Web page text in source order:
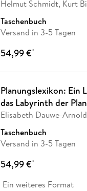
Helmut Schmidt, Kurt
Taschenbuch
Versand in 3-5 Tagen
54,99 €*
Planungslexikon: Ein
das Labyrinth der
Elisabeth Dauwe-
Taschenbuch
Versand in 3-5 Tagen
54,99 €*
Ein weiteres Format